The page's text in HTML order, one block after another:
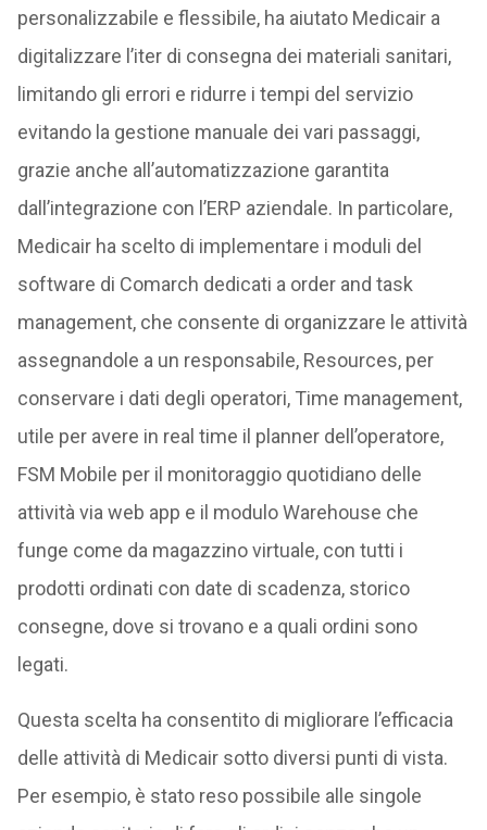
personalizzabile e flessibile, ha aiutato Medicair a
digitalizzare l’iter di consegna dei materiali sanitari,
limitando gli errori e ridurre i tempi del servizio
evitando la gestione manuale dei vari passaggi,
grazie anche all’automatizzazione garantita
dall’integrazione con l’ERP aziendale. In particolare,
Medicair ha scelto di implementare i moduli del
software di Comarch dedicati a order and task
management, che consente di organizzare le attività
assegnandole a un responsabile, Resources, per
conservare i dati degli operatori, Time management,
utile per avere in real time il planner dell’operatore,
FSM Mobile per il monitoraggio quotidiano delle
attività via web app e il modulo Warehouse che
funge come da magazzino virtuale, con tutti i
prodotti ordinati con date di scadenza, storico
consegne, dove si trovano e a quali ordini sono
legati.
Questa scelta ha consentito di migliorare l’efficacia
delle attività di Medicair sotto diversi punti di vista.
Per esempio, è stato reso possibile alle singole